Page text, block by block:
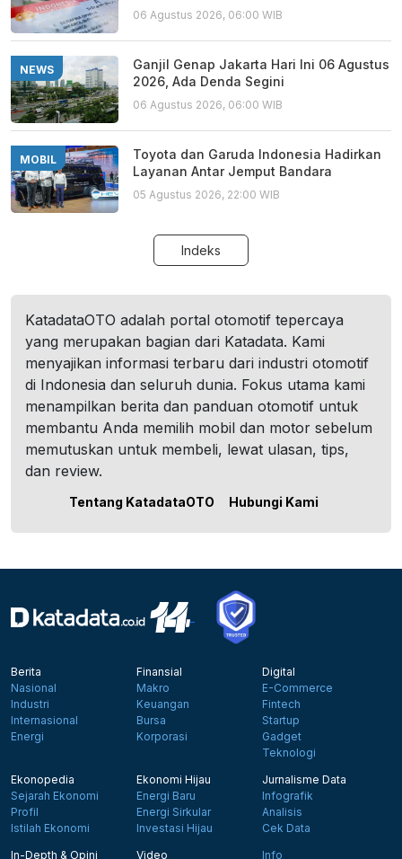
06 Agustus 2026, 06:00 WIB
NEWS
Ganjil Genap Jakarta Hari Ini 06 Agustus
2026, Ada Denda Segini
06 Agustus 2026, 06:00 WIB
MOBIL
Toyota dan Garuda Indonesia Hadirkan
Layanan Antar Jemput Bandara
05 Agustus 2026, 22:00 WIB
Indeks
KatadataOTO adalah portal otomotif tepercaya
yang merupakan bagian dari Katadata. Kami
menyajikan informasi terbaru dari industri otomotif
di Indonesia dan seluruh dunia. Fokus utama kami
menampilkan berita dan panduan otomotif untuk
membantu Anda memilih mobil dan motor sebelum
memutuskan untuk membeli, lewat ulasan, tips,
dan review.
Tentang KatadataOTO Hubungi Kami
Berita
Nasional
Industri
Internasional
Energi
Finansial
Makro
Keuangan
Bursa
Korporasi
Digital
E-Commerce
Fintech
Startup
Gadget
Teknologi
Ekonopedia
Sejarah Ekonomi
Profil
Istilah Ekonomi
Ekonomi Hijau
Energi Baru
Energi Sirkular
Investasi Hijau
Jurnalisme Data
Infografik
Analisis
Cek Data
In-Depth & Opini
Video Info